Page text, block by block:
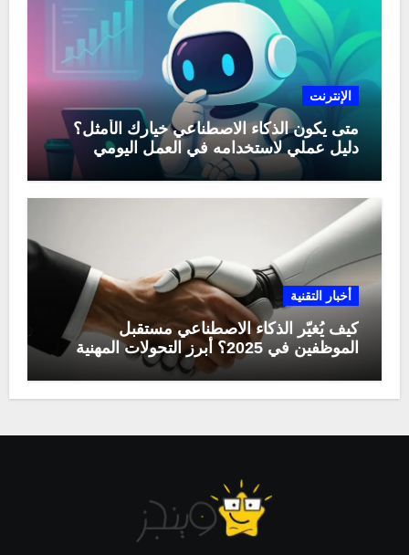
الإنترنت
متى يكون الذكاء الاصطناعي خيارك الأمثل؟
دليل عملي لاستخدامه في العمل اليومي
أخبار التقنية
كيف يُغيّر الذكاء الاصطناعي مستقبل
الموظفين في 2025؟ أبرز التحولات المهنية